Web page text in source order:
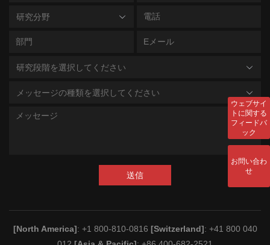
研究分野
研究段階を選択してください
メッセージの種類を選択してください
送信
[North America]: +1 800-810-0816 [Switzerland]: +41 800 040
ウェブサイ
トに関する
フィードバ
ック
お問い合わ
せ